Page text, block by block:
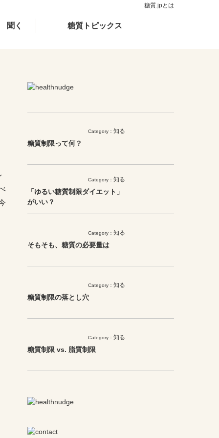
聞く 糖質トピックス
糖質.jpとは
Category： 知る
糖質制限って何？
Category： 知る
「ゆるい糖質制限ダイエット」
がいい？
Category： 知る
そもそも、糖質の必要量は
Category： 知る
糖質制限の落とし穴
Category： 知る
糖質制限 vs. 脂質制限